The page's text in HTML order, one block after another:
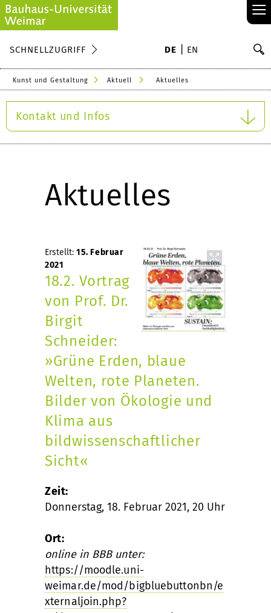
≡
SCHNELLZUGRIFF DE EN
Kunst und Gestaltung Aktuell Aktuelles
Kontakt und Infos
Aktuelles
Erstellt: 15. Februar
2021
18.2. Vortrag
von Prof. Dr.
Birgit
Schneider:
»Grüne Erden, blaue
Welten, rote Planeten.
Bilder von Ökologie und
Klima aus
bildwissenschaftlicher
Sicht«
Zeit:
Donnerstag, 18. Februar 2021, 20 Uhr
Ort:
online in BBB unter:
https://moodle.uni-
weimar.de/mod/bigbluebuttonbn/e
xternaljoin.php?